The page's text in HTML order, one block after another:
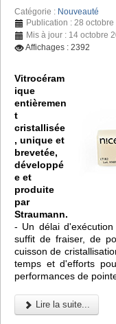
Catégorie : Nouveauté
Publication : 28
Mis à jour : 14 octobre
Affichages : 2392
Vitrocéram
ique
entièremen
t
cristallisée
, unique et
brevetée,
développé
e et
produite
par
Straumann.
- Un délai
suffit de fraiser, de
cuisson de
temps et d'efforts
performances de
Lire la suite...